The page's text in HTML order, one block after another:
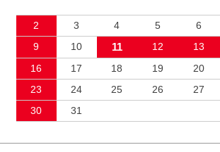
2
3 4 5 6
9
10 11 12 13
16
17 18 19 20
23
24 25 26 27
30
31